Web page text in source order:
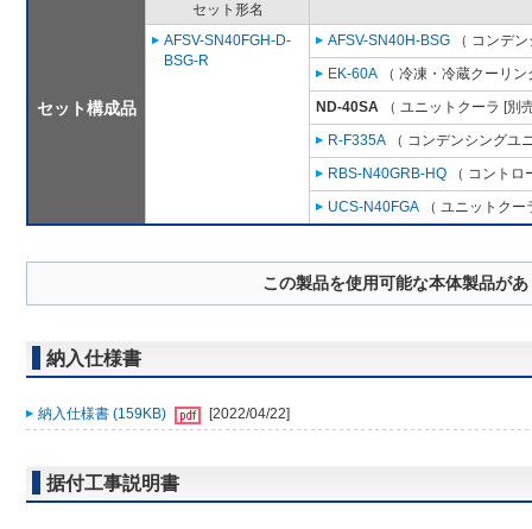
セット構成品
セット形名
AFSV-SN40FGH-D-
BSG-R
AFSV-SN40H-BSG （ コンデ
EK-60A （ 冷凍・冷蔵クーリ
ND-40SA （ ユニットクーラ [別
R-F335A （ コンデンシングユ
RBS-N40GRB-HQ （ コント
UCS-N40FGA （ ユニットク
この製品を使用可能な本体製品が
納入仕様書
納入仕様書 (159KB) [2022/04/22]
据付工事説明書